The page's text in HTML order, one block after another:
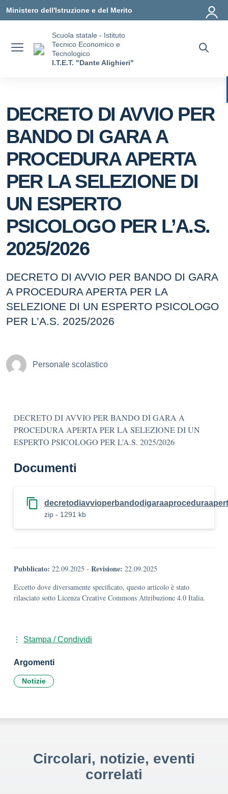
Ministero dell'Istruzione e del Merito
Scuola statale - Istituto
Tecnico Economico e
Tecnologico
I.T.E.T. "Dante Alighieri"
DECRETO DI AVVIO PER
BANDO DI GARA A
PROCEDURA APERTA
PER LA SELEZIONE DI
UN ESPERTO
PSICOLOGO PER L’A.S.
2025/2026
DECRETO DI AVVIO PER BANDO DI GARA
A PROCEDURA APERTA PER LA
SELEZIONE DI UN ESPERTO PSICOLOGO
PER L’A.S. 2025/2026
Personale scolastico
DECRETO DI AVVIO PER BANDO DI GARA A
PROCEDURA APERTA PER LA SELEZIONE DI UN
ESPERTO PSICOLOGO PER L’A.S. 2025/2026
Documenti
zip - 1291 kb
Pubblicato: 22.09.2025 - Revisione: 22.09.2025
Eccetto dove diversamente specificato, questo articolo è stato
rilasciato sotto Licenza Creative Commons Attribuzione 4.0 Italia.
Stampa / Condividi
Argomenti
Notizie
Circolari, notizie, eventi
correlati